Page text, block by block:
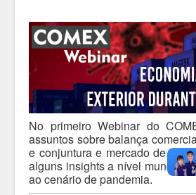
No primeiro Webinar do
assuntos sobre balança
e conjuntura e mercado de
alguns insights a nível mundial.
ao cenário de pandemia.